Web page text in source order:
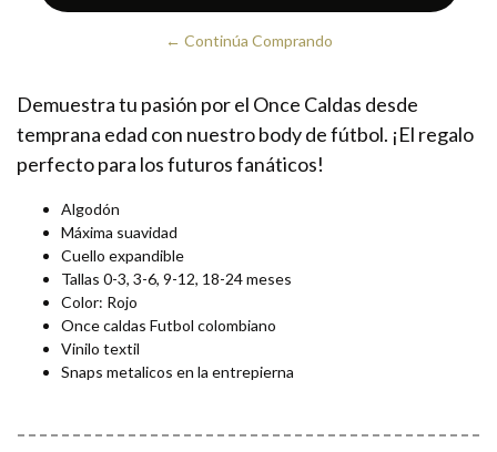
← Continúa Comprando
Demuestra tu pasión por el Once Caldas desde
temprana edad con nuestro body de fútbol. ¡El regalo
perfecto para los futuros fanáticos!
Algodón
Máxima suavidad
Cuello expandible
Tallas 0-3, 3-6, 9-12, 18-24 meses
Color: Rojo
Once caldas Futbol colombiano
Vinilo textil
Snaps metalicos en la entrepierna